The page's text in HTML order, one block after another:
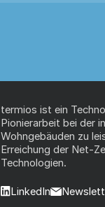
termios ist ein
Pionierarbeit bei der
Wohngebäuden zu
Erreichung der Net-
Technologien.
LinkedIn